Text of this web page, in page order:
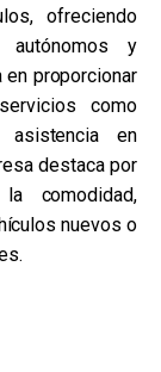
ofreciendo
autónomos y
proporcionar
como
asistencia en
destaca por
comodidad,
nuevos o